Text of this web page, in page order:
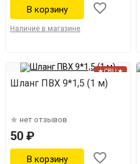
Наличие в магазине
★СВЦ★
Шланг ПВХ 9*1,5 (1 м)
нет отзывов
50 ₽